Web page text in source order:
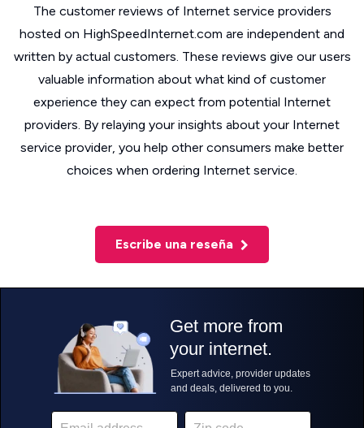
The customer reviews of Internet service providers
hosted on HighSpeedInternet.com are independent and
written by actual customers. These reviews give our users
valuable information about what kind of customer
experience they can expect from potential Internet
providers. By relaying your insights about your Internet
service provider, you help other consumers make better
choices when ordering Internet service.
Escribe una reseña